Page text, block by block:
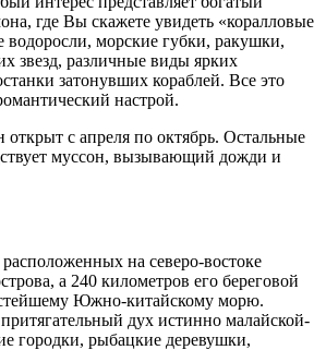
где Вы скажете увидеть «коралловые
водоросли, морские губки, ракушки,
звезд, различные виды ярких
затонувших кораблей. Все это
настрой.
открыт с апреля по октябрь. Остальные
муссон, вызывающий дожди и
на северо-востоке
а 240 километров его береговой
Южно-китайскому морю.
дух истинно малайской-
городки, рыбацкие деревушки,